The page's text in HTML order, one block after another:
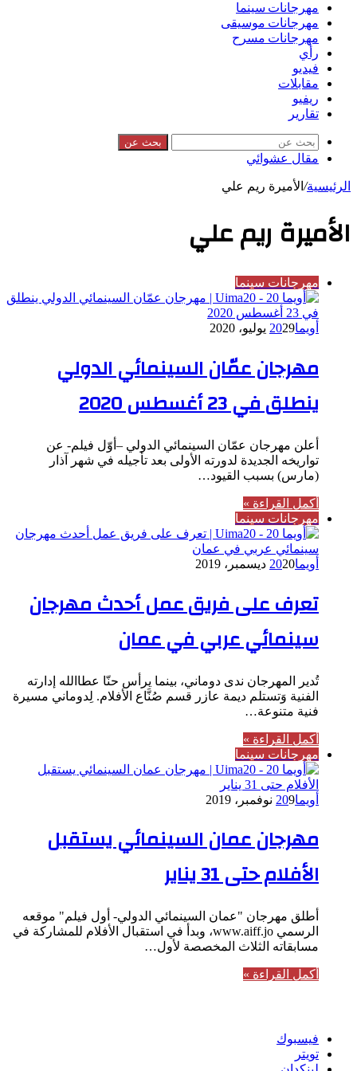
مهرجانات سينما
مهرجانات موسيقى
مهرجانات مسرح
رأي
فيديو
مقابلات
ريفيو
تقارير
بحث عن
مقال عشوائي
الرئيسية/ الأميرة ريم علي
الأميرة ريم علي
مهرجانات سينما
أويما2029 يوليو، 2020
مهرجان عمّان السينمائي الدولي
ينطلق في 23 أغسطس 2020
أعلن مهرجان عمّان السينمائي الدولي –أوّل فيلم- عن
تواريخه الجديدة لدورته الأولى بعد تأجيله في شهر آذار
(مارس) بسبب القيود…
أكمل القراءة »
مهرجانات سينما
أويما2020 ديسمبر، 2019
تعرف على فريق عمل أحدث مهرجان
سينمائي عربي في عمان
تُدير المهرجان ندى دوماني، بينما يرأس حنّا عطاالله إدارته
الفنية وَتستلم ديمة عازر قسم صُنَّاع الأفلام. لِدوماني مسيرة
فنية متنوعة…
أكمل القراءة »
مهرجانات سينما
أويما209 نوفمبر، 2019
مهرجان عمان السينمائي يستقبل
الأفلام حتى 31 يناير
أطلق مهرجان "عمان السينمائي الدولي- أول فيلم" موقعه
الرسمي www.aiff.jo، وبدأ في استقبال الأفلام للمشاركة في
مسابقاته الثلاث المخصصة لأول…
أكمل القراءة »
فيسبوك
تويتر